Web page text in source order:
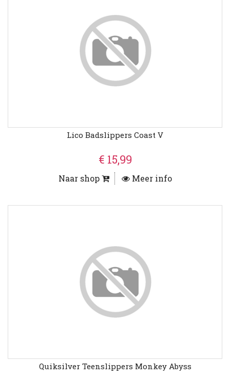
Lico Badslippers Coast V
€ 15,99
Naar shop Meer info
Quiksilver Teenslippers Monkey Abyss